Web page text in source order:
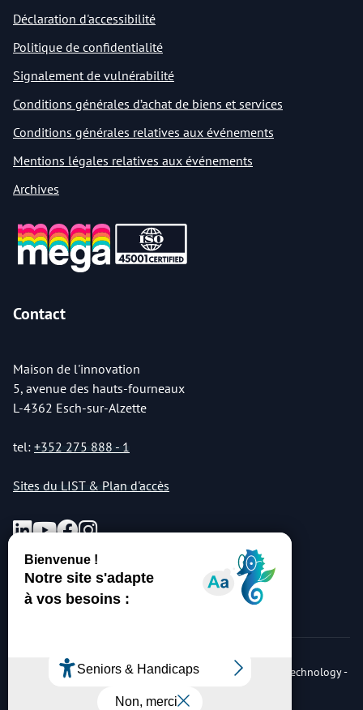
Déclaration d'accessibilité
Politique de confidentialité
Signalement de vulnérabilité
Conditions générales d’achat de biens et services
Conditions générales relatives aux événements
Mentions légales relatives aux événements
Archives
Contact
Maison de l'innovation
5, avenue des hauts-fourneaux
L-4362 Esch-sur-Alzette
tel: +352 275 888 - 1
Sites du LIST & Plan d'accès
© Copyright 2026 Luxembourg Institute of Science & Technology -